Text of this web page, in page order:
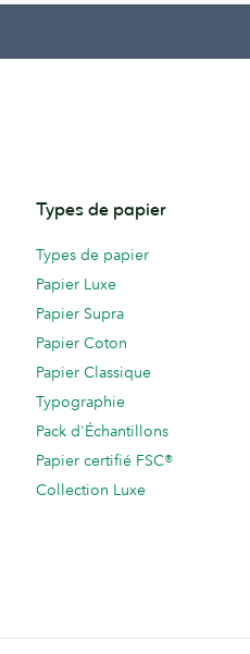
Types de papier
Types de papier
Papier Luxe
Papier Supra
Papier Coton
Papier Classique
Typographie
Pack d'Échantillons
Papier certifié FSC®
Collection Luxe